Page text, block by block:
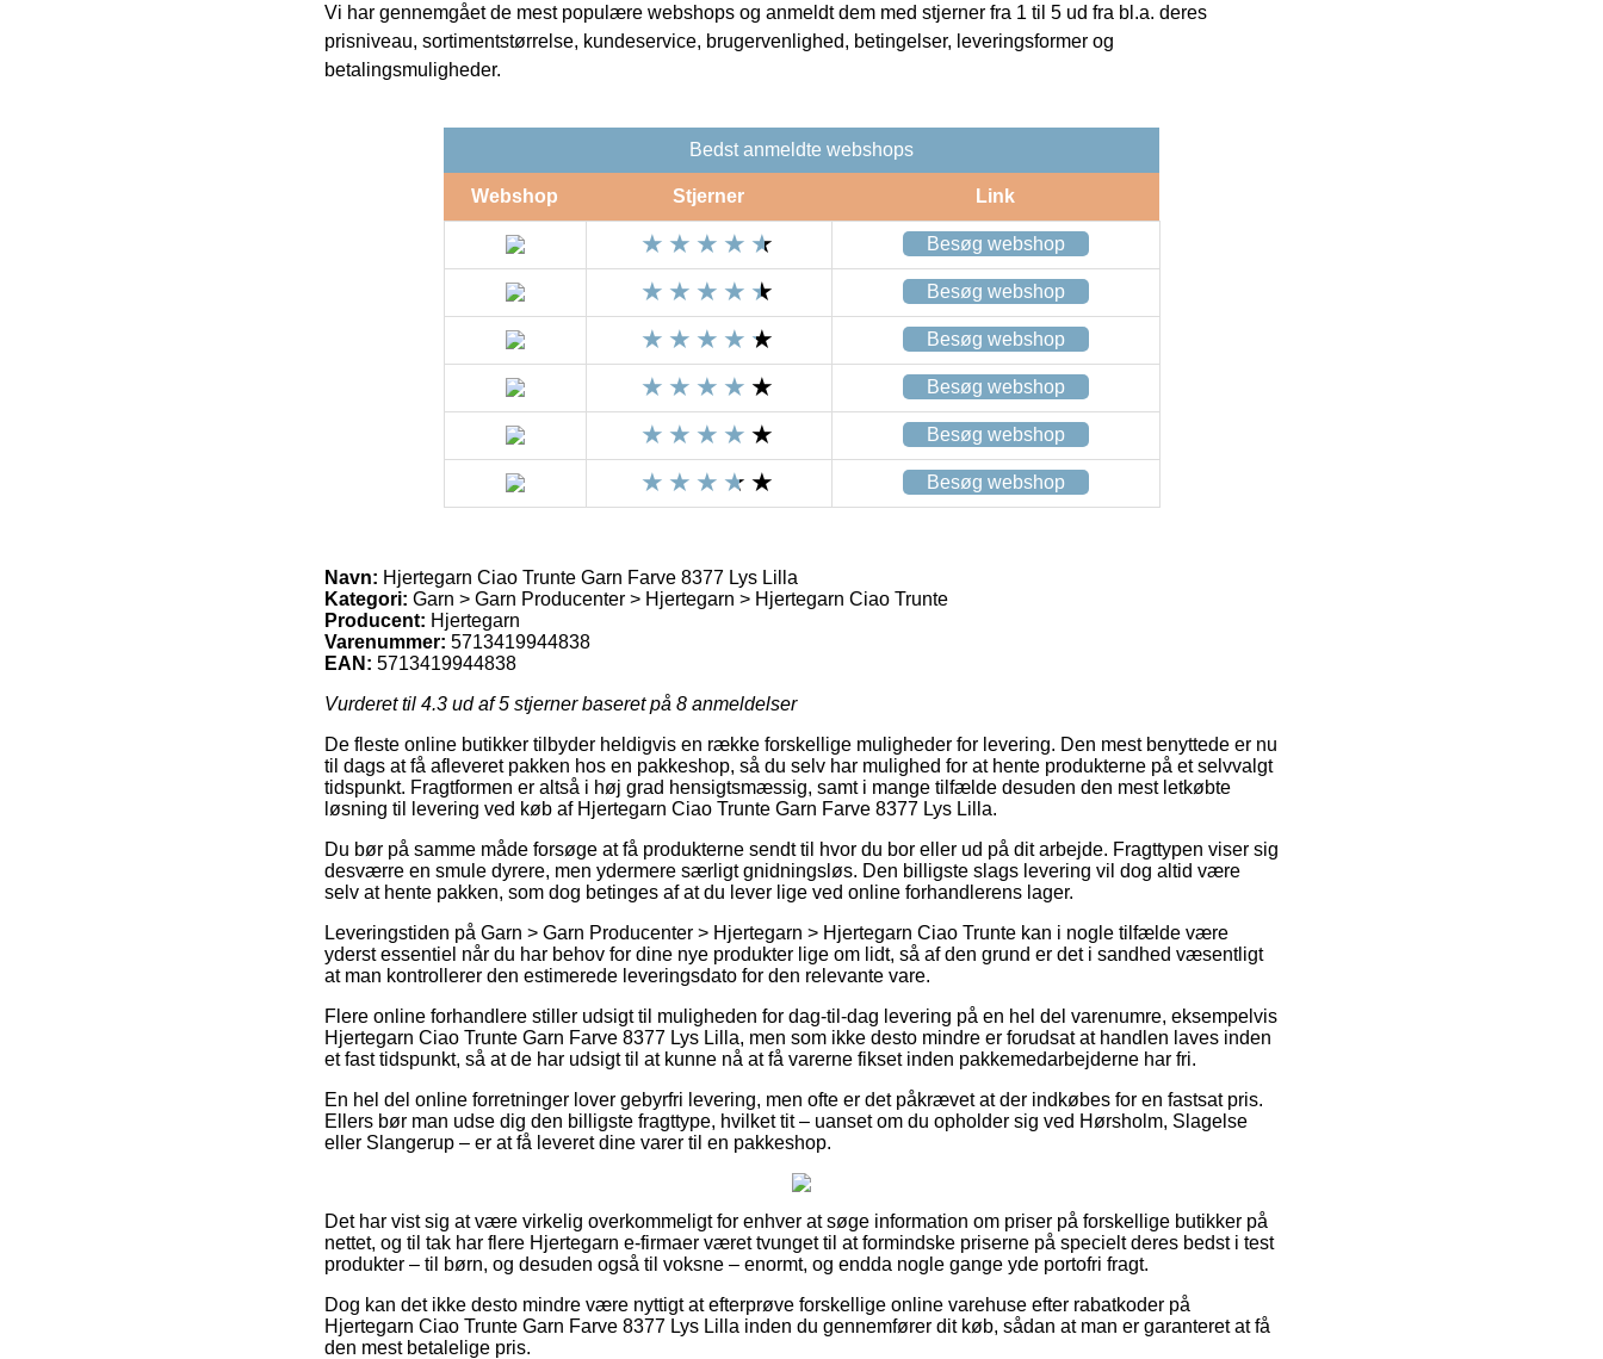
Vi har gennemgået de mest populære webshops og anmeldt dem med stjerner fra 1 til 5 ud fra bl.a. deres
prisniveau, sortimentstørrelse, kundeservice, brugervenlighed, betingelser, leveringsformer og
betalingsmuligheder.
Bedst anmeldte webshops
Webshop Stjerner Link
Besøg webshop
Besøg webshop
Besøg webshop
Besøg webshop
Besøg webshop
Besøg webshop
Navn: Hjertegarn Ciao Trunte Garn Farve 8377 Lys Lilla
Kategori: Garn > Garn Producenter > Hjertegarn > Hjertegarn Ciao Trunte
Producent: Hjertegarn
Varenummer: 5713419944838
EAN: 5713419944838
Vurderet til 4.3 ud af 5 stjerner baseret på 8 anmeldelser
De fleste online butikker tilbyder heldigvis en række forskellige muligheder for levering. Den mest benyttede er nu
til dags at få afleveret pakken hos en pakkeshop, så du selv har mulighed for at hente produkterne på et selvvalgt
tidspunkt. Fragtformen er altså i høj grad hensigtsmæssig, samt i mange tilfælde desuden den mest letkøbte
løsning til levering ved køb af Hjertegarn Ciao Trunte Garn Farve 8377 Lys Lilla.
Du bør på samme måde forsøge at få produkterne sendt til hvor du bor eller ud på dit arbejde. Fragttypen viser sig
desværre en smule dyrere, men ydermere særligt gnidningsløs. Den billigste slags levering vil dog altid være
selv at hente pakken, som dog betinges af at du lever lige ved online forhandlerens lager.
Leveringstiden på Garn > Garn Producenter > Hjertegarn > Hjertegarn Ciao Trunte kan i nogle tilfælde være
yderst essentiel når du har behov for dine nye produkter lige om lidt, så af den grund er det i sandhed væsentligt
at man kontrollerer den estimerede leveringsdato for den relevante vare.
Flere online forhandlere stiller udsigt til muligheden for dag-til-dag levering på en hel del varenumre, eksempelvis
Hjertegarn Ciao Trunte Garn Farve 8377 Lys Lilla, men som ikke desto mindre er forudsat at handlen laves inden
et fast tidspunkt, så at de har udsigt til at kunne nå at få varerne fikset inden pakkemedarbejderne har fri.
En hel del online forretninger lover gebyrfri levering, men ofte er det påkrævet at der indkøbes for en fastsat pris.
Ellers bør man udse dig den billigste fragttype, hvilket tit – uanset om du opholder sig ved Hørsholm, Slagelse
eller Slangerup – er at få leveret dine varer til en pakkeshop.
Det har vist sig at være virkelig overkommeligt for enhver at søge information om priser på forskellige butikker på
nettet, og til tak har flere Hjertegarn e-firmaer været tvunget til at formindske priserne på specielt deres bedst i test
produkter – til børn, og desuden også til voksne – enormt, og endda nogle gange yde portofri fragt.
Dog kan det ikke desto mindre være nyttigt at efterprøve forskellige online varehuse efter rabatkoder på
Hjertegarn Ciao Trunte Garn Farve 8377 Lys Lilla inden du gennemfører dit køb, sådan at man er garanteret at få
den mest betalelige pris.